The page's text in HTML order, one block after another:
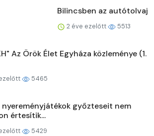
Bilincsben az autótolvaj
2 éve ezelőtt 5513
Az Örök Élet Egyháza közleménye (1.
5465
nyereményjátékok győzteseit nem
értesítik...
5429